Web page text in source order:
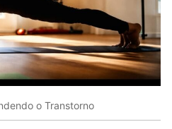
o Transtorno